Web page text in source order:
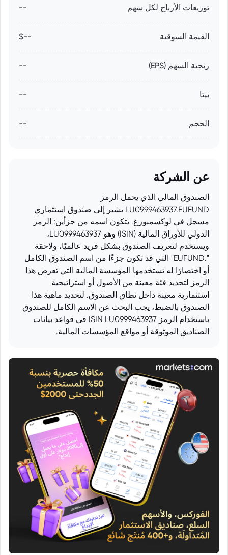
توزيعات الأرباح لكل سهم --
القيمة السوقية --$
ربحية السهم (EPS) --
بيتا --
الحجم --
عن الشركة
الصندوق المالي الذي يحمل الرمز
LU0999463937.EUFUND يشير إلى صندوق استثماري
مسجل في لوكسمبورغ. يتكون اسمه من جزأين: الرمز
الدولي للأوراق المالية (ISIN) وهو LU0999463937،
ويستخدم لتعريف الصندوق بشكل فريد عالميًا، ولاحقة
".EUFUND" التي قد تكون جزءًا من اسم الصندوق الكامل
أو اختصارًا له تستخدمها المؤسسة المالية التي تعرض هذا
الرمز لتحديد فئة معينة من الأصول أو استراتيجية
استثمارية معينة داخل نطاق الصندوق. لتحديد ماهية هذا
الصندوق بالضبط، يجب البحث عن الاسم الكامل للصندوق
باستخدام الرمز ISIN LU0999463937 في قواعد بيانات
الصناديق الموثوقة أو مواقع المؤسسات المالية.